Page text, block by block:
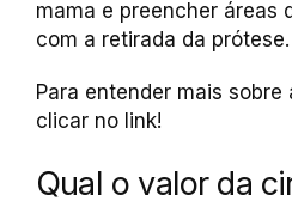
mama e preencher áreas
com a retirada da prótese.
Para entender mais sobre
clicar no link!
Qual o valor da